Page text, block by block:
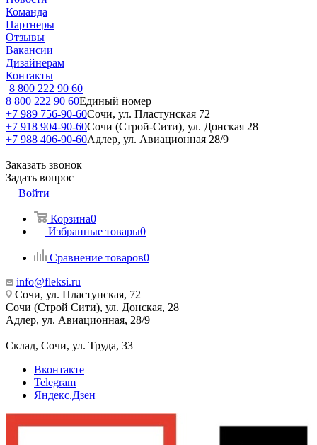
Команда
Партнеры
Отзывы
Вакансии
Дизайнерам
Контакты
8 800 222 90 60
8 800 222 90 60Единый номер
+7 989 756-90-60Сочи, ул. Пластунская 72
+7 918 904-90-60Сочи (Строй-Сити), ул. Донская 28
+7 988 406-90-60Адлер, ул. Авиационная 28/9
Заказать звонок
Задать вопрос
Войти
Корзина0
Избранные товары0
Сравнение товаров0
info@fleksi.ru
Сочи, ул. Пластунская, 72
Сочи (Строй Сити), ул. Донская, 28
Адлер, ул. Авиационная, 28/9
Склад, Сочи, ул. Труда, 33
Вконтакте
Telegram
Яндекс.Дзен